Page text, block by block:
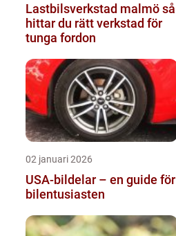
Lastbilsverkstad malmö så
hittar du rätt verkstad för
tunga fordon
02 januari 2026
USA-bildelar – en guide för
bilentusiasten